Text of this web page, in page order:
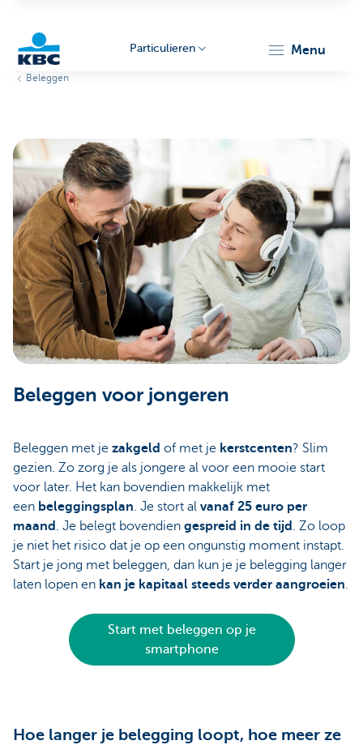
Particulieren
Particulieren menu
Beleggen
Beleggen voor jongeren
Beleggen met je zakgeld of met je kerstcenten? Slim
gezien. Zo zorg je als jongere al voor een mooie start
voor later. Het kan bovendien makkelijk met
een beleggingsplan. Je stort al vanaf 25 euro per
maand . Je belegt bovendien gespreid in de tijd . Zo loop
je niet het risico dat je op een ongunstig moment instapt.
Start je jong met beleggen, dan kun je je belegging langer
laten lopen en kan je kapitaal steeds verder aangroeien.
Start met beleggen op je
smartphone
Hoe langer je belegging loopt, hoe meer ze